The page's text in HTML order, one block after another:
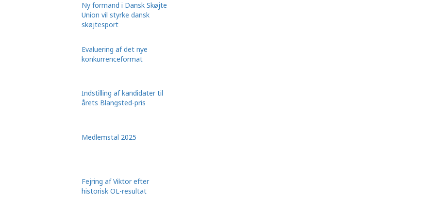
Ny formand i Dansk Skøjte
Union vil styrke dansk
skøjtesport
Evaluering af det nye
konkurrenceformat
Indstilling af kandidater til
årets Blangsted-pris
Medlemstal 2025
Fejring af Viktor efter
historisk OL-resultat